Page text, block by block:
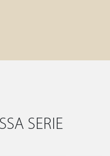
SERIE